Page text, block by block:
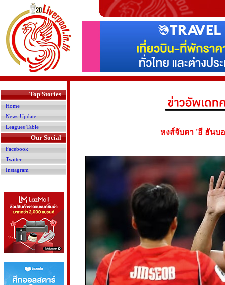
Top Stories
Home
News Update
Leagues Table
Our Social
Facebook
Twitter
Instagram
หงส์จับตา 'อี ฮันบ